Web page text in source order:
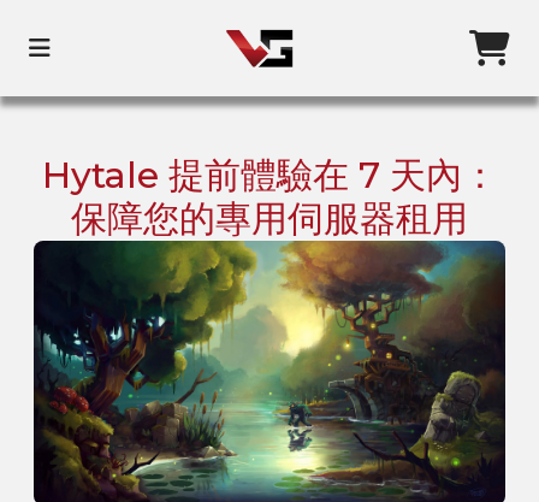
Hytale 提前體驗在 7 天內：
保障您的專用伺服器租用